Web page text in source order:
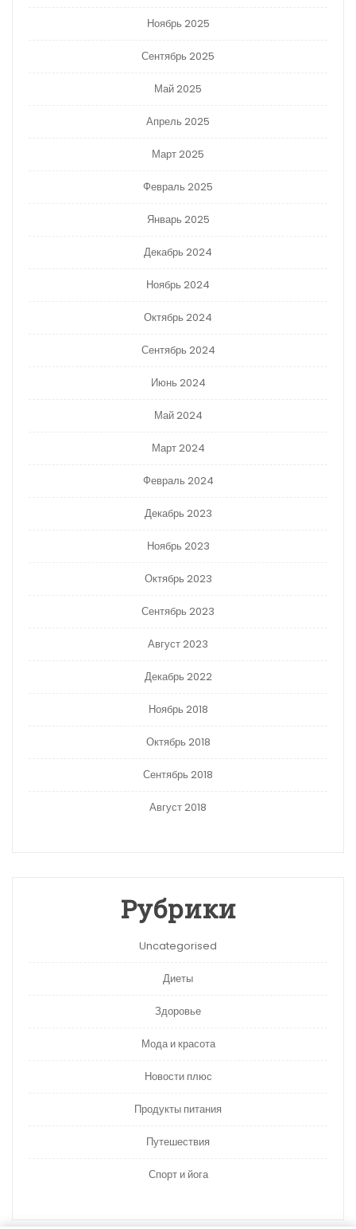
Ноябрь 2025
Сентябрь 2025
Май 2025
Апрель 2025
Март 2025
Февраль 2025
Январь 2025
Декабрь 2024
Ноябрь 2024
Октябрь 2024
Сентябрь 2024
Июнь 2024
Май 2024
Март 2024
Февраль 2024
Декабрь 2023
Ноябрь 2023
Октябрь 2023
Сентябрь 2023
Август 2023
Декабрь 2022
Ноябрь 2018
Октябрь 2018
Сентябрь 2018
Август 2018
Рубрики
Uncategorised
Диеты
Здоровье
Мода и красота
Новости плюс
Продукты питания
Путешествия
Спорт и йога